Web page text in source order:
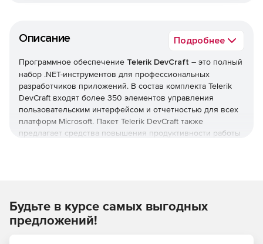
Описание Подробнее
Программное обеспечение Telerik DevCraft – это полный
набор .NET-инструментов для профессиональных
разработчиков приложений. В состав комплекта Telerik
DevCraft входят более 350 элементов управления
пользовательским интерфейсом и отчетностью для всех
платформ Microsoft. Пакет Telerik DevCraft также
предлагает средства повышения продуктивности работы
позволяет создавать настольные, мобильные и web-
приложения с насыщенным функционалом. Более 100
тысяч .NET-разработчиков по всему миру используют
Будьте в курсе самых выгодных
предложений!